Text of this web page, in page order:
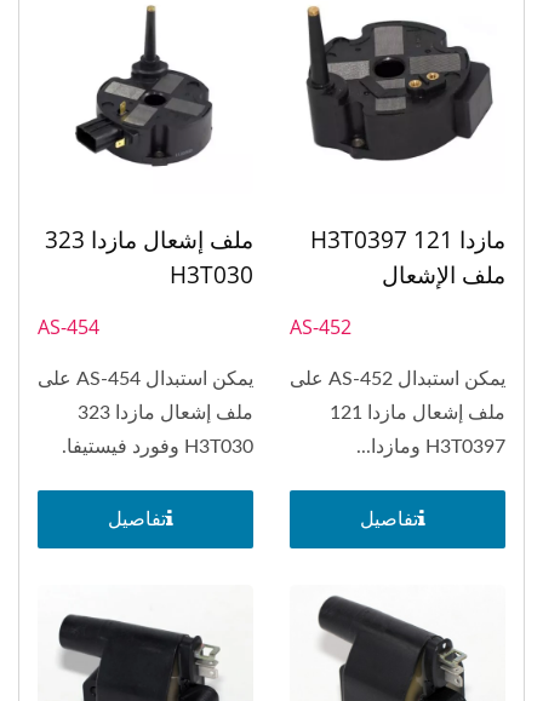
مازدا 121 H3T0397
ملف الإشعال
AS-452
يمكن استبدال AS-452 على
ملف إشعال مازدا 121
H3T0397 ومازدا...
تفاصيل
ملف إشعال مازدا 323
H3T030
AS-454
يمكن استبدال AS-454 على
ملف إشعال مازدا 323
H3T030 وفورد فيستيفا.
تفاصيل